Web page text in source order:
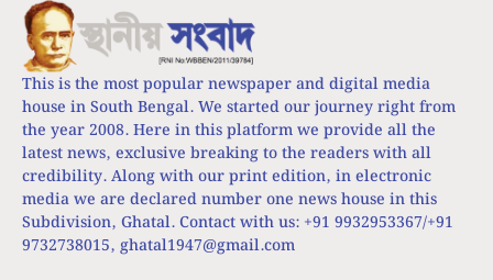
This is the most popular newspaper and digital media
house in South Bengal. We started our journey right from
the year 2008. Here in this platform we provide all the
latest news, exclusive breaking to the readers with all
credibility. Along with our print edition, in electronic
media we are declared number one news house in this
Subdivision, Ghatal. Contact with us: +91 9932953367/+91
9732738015, ghatal1947@gmail.com